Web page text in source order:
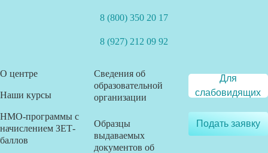
8 (800) 350 20 17
8 (927) 212 09 92
О центре
Наши курсы
НМО-программы с
начислением ЗЕТ-
баллов
Сведения об
образовательной
организации
Образцы
выдаваемых
документов об
Для
слабовидящих
Подать заявку